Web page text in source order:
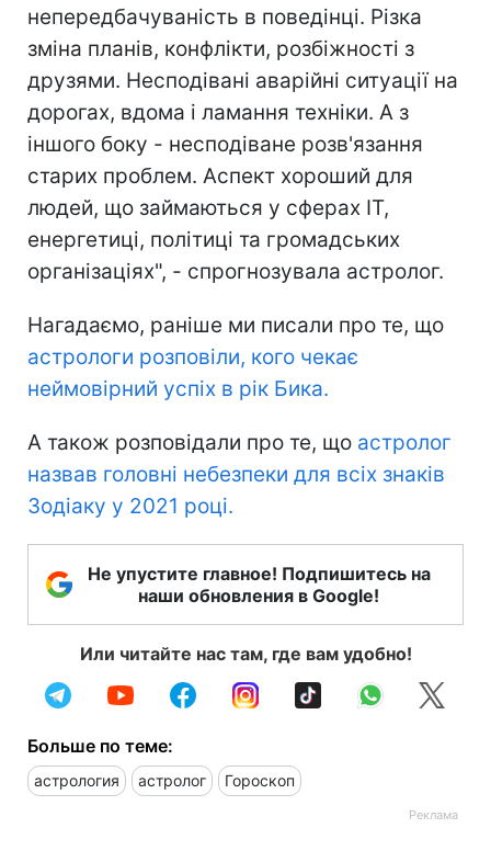
непередбачуваність в поведінці. Різка
зміна планів, конфлікти, розбіжності з
друзями. Несподівані аварійні ситуації на
дорогах, вдома і ламання техніки. А з
іншого боку - несподіване розв'язання
старих проблем. Аспект хороший для
людей, що займаються у сферах IT,
енергетиці, політиці та громадських
організаціях", - спрогнозувала астролог.
Нагадаємо, раніше ми писали про те, що
астрологи розповіли, кого чекає
неймовірний успіх в рік Бика.
А також розповідали про те, що астролог
назвав головні небезпеки для всіх знаків
Зодіаку у 2021 році.
Не упустите главное! Подпишитесь на
наши обновления в Google!
Или читайте нас там, где вам удобно!
Больше по теме:
астрология астролог Гороскоп